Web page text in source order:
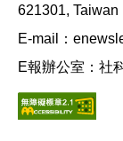
621301, Taiwan
E-mail：
E報辦公室：社